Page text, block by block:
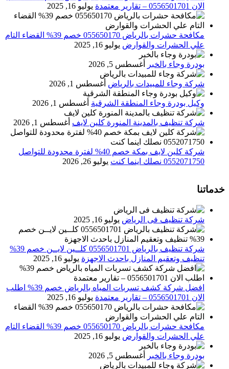
الان 0556501701‬‏ – تقارير معتمدة
يوليو 16, 2025
مكافحة حشرات بالرياض 055650170 خصم 39% القضاء التام
علي الحشرات والقوارض يوليو 16, 2025
بودرة وجاء بالخبر أغسطس 5, 2026
شركة وجاء للمبيدات بالرياض أغسطس 1, 2026
وكيل بودرة وجاء المنطقة الشرقية أغسطس 1, 2026
شركة تنظيف بالمدينة المنورة كلين لايف أغسطس 1, 2026
شركة كلين لايف بمكة خصم 40% لفترة محدودة للتواصل
0552071750 نصلك اينما كنت
يوليو 26, 2026
خدماتنا
شركة تنظيف فى الرياض يوليو 16, 2025
شركة تنظيف بالرياض 0556501701 كلــين لايــن خصم 39%
تنظيف وتعقيم المنازل باحدث الاجهزة يوليو 16, 2025
افضل شركة كشف تسربات المياه بالرياض خصم 39% اطلب
الان 0556501701‬‏ – تقارير معتمدة
يوليو 16, 2025
مكافحة حشرات بالرياض 055650170 خصم 39% القضاء التام
علي الحشرات والقوارض يوليو 16, 2025
بودرة وجاء بالخبر أغسطس 5, 2026